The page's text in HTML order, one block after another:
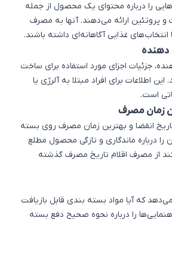
را درباره محتوای یک محصول از جمله
و پروتئین ارائه می‌دهند. آنها به مصرف
غذایی آگاهانه‌ای داشته باشند.
دهنده
جزئیات اجزای مورد استفاده برای ساخت
اطلاعات برای افراد مبتلا به آلرژی یا
است.
زمان مصرف
انقضا و بهترین زمان مصرف روی بسته
را درباره ماندگاری و تازگی محصول مطلع
از مصرف اقلام تاریخ مصرف گذشته
که آیا مواد بسته بندی قابل بازیافت
را درباره نحوه صحیح دفع بسته